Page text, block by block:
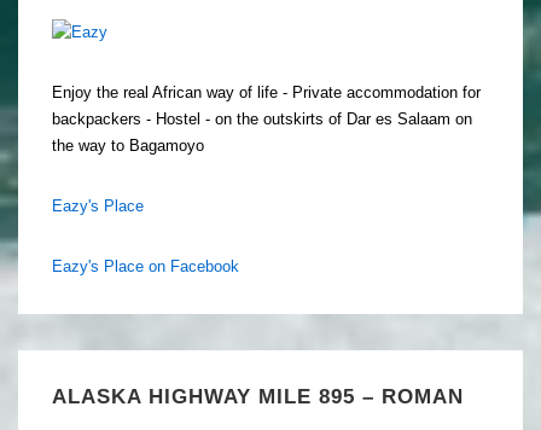
Enjoy the real African way of life - Private accommodation for
backpackers - Hostel - on the outskirts of Dar es Salaam on
the way to Bagamoyo
Eazy's Place
Eazy's Place on Facebook
ALASKA HIGHWAY MILE 895 – ROMAN